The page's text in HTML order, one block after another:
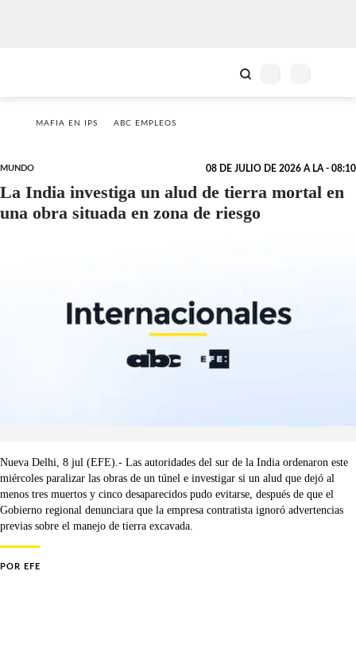
MAFIA EN IPS ABC EMPLEOS
MUNDO 08 DE JULIO DE 2026 A LA - 08:10
La India investiga un alud de tierra mortal en
una obra situada en zona de riesgo
Nueva Delhi, 8 jul (EFE).- Las autoridades del sur de la India ordenaron este
miércoles paralizar las obras de un túnel e investigar si un alud que dejó al
menos tres muertos y cinco desaparecidos pudo evitarse, después de que el
Gobierno regional denunciara que la empresa contratista ignoró advertencias
previas sobre el manejo de tierra excavada.
POR EFE